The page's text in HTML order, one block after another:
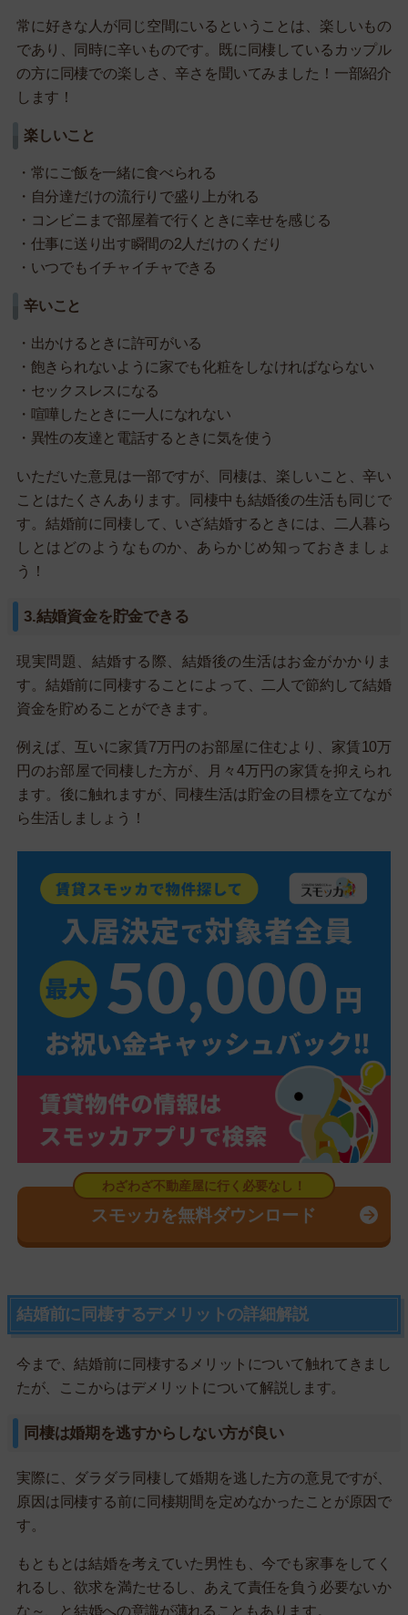
常に好きな人が同じ空間にいるということは、楽しいもの
であり、同時に辛いものです。既に同棲しているカップル
の方に同棲での楽しさ、辛さを聞いてみました！一部紹介
します！
楽しいこと
・常にご飯を一緒に食べられる
・自分達だけの流行りで盛り上がれる
・コンビニまで部屋着で行くときに幸せを感じる
・仕事に送り出す瞬間の2人だけのくだり
・いつでもイチャイチャできる
辛いこと
・出かけるときに許可がいる
・飽きられないように家でも化粧をしなければならない
・セックスレスになる
・喧嘩したときに一人になれない
・異性の友達と電話するときに気を使う
いただいた意見は一部ですが、同棲は、楽しいこと、辛い
ことはたくさんあります。同棲中も結婚後の生活も同じで
す。結婚前に同棲して、いざ結婚するときには、二人暮ら
しとはどのようなものか、あらかじめ知っておきましょ
う！
3.結婚資金を貯金できる
現実問題、結婚する際、結婚後の生活はお金がかかりま
す。結婚前に同棲することによって、二人で節約して結婚
資金を貯めることができます。
例えば、互いに家賃7万円のお部屋に住むより、家賃10万
円のお部屋で同棲した方が、月々4万円の家賃を抑えられ
ます。後に触れますが、同棲生活は貯金の目標を立てなが
ら生活しましょう！
スモッカを無料ダウンロード
結婚前に同棲するデメリットの詳細解説
今まで、結婚前に同棲するメリットについて触れてきまし
たが、ここからはデメリットについて解説します。
同棲は婚期を逃すからしない方が良い
実際に、ダラダラ同棲して婚期を逃した方の意見ですが、
原因は同棲する前に同棲期間を定めなかったことが原因で
す。
もともとは結婚を考えていた男性も、今でも家事をしてく
れるし、欲求を満たせるし、あえて責任を負う必要ないか
な～、と結婚への意識が薄れることもあります。